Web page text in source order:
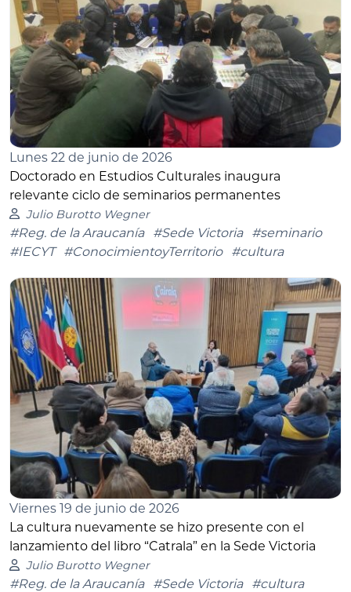
Lunes 22 de junio de 2026
Doctorado en Estudios Culturales inaugura
relevante ciclo de seminarios permanentes
Julio Burotto Wegner
#Reg. de la Araucanía #Sede Victoria
#seminario
#IECYT
#ConocimientoyTerritorio #cultura
Viernes 19 de junio de 2026
La cultura nuevamente se hizo presente con el
lanzamiento del libro “Catrala” en la Sede Victoria
Julio Burotto Wegner
#Reg. de la Araucanía #Sede Victoria
#cultura